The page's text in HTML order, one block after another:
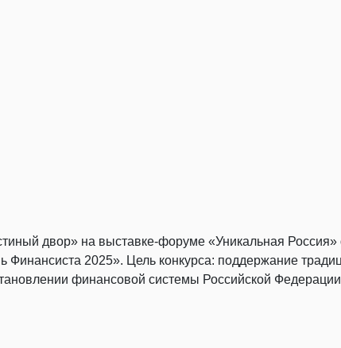
двор» на выставке-форуме «Уникальная
Финансиста 2025». Цель конкурса: поддержание
финансовой системы Российской